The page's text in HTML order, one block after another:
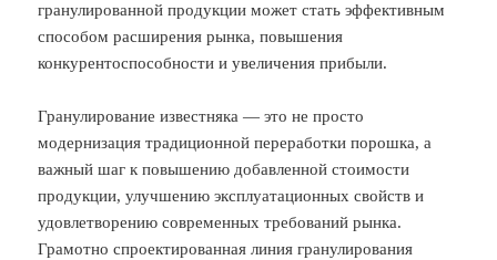
гранулированной продукции может стать эффективным
способом расширения рынка, повышения
конкурентоспособности и увеличения прибыли.
Гранулирование известняка — это не просто
модернизация традиционной переработки порошка, а
важный шаг к повышению добавленной стоимости
продукции, улучшению эксплуатационных свойств и
удовлетворению современных требований рынка.
Грамотно спроектированная линия гранулирования